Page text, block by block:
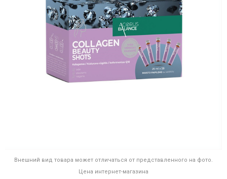
Внешний вид товара может отличаться от представленного на фото.
Цена интернет-магазина